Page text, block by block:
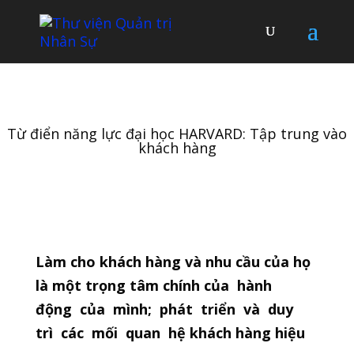
Từ điển năng lực đại học HARVARD: Tập trung vào
khách hàng
Làm cho khách hàng và nhu cầu của họ
là một trọng tâm chính của hành
động của mình; phát triển và duy
trì các mối quan hệ khách hàng hiệu